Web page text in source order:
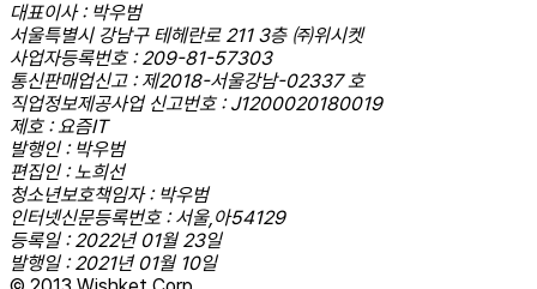
대표이사 : 박우범
서울특별시 강남구 테헤란로 211 3층 ㈜위시켓
사업자등록번호 : 209-81-57303
통신판매업신고 : 제2018-서울강남-02337 호
직업정보제공사업 신고번호 : J1200020180019
제호 : 요즘IT
발행인 : 박우범
편집인 : 노희선
청소년보호책임자 : 박우범
인터넷신문등록번호 : 서울,아54129
등록일 : 2022년 01월 23일
발행일 : 2021년 01월 10일